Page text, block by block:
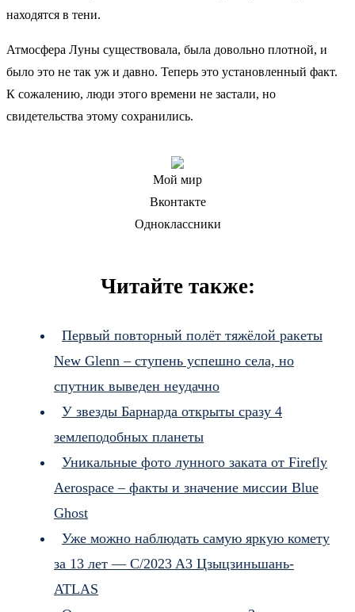
находятся в тени.
Атмосфера Луны существовала, была довольно плотной, и
было это не так уж и давно. Теперь это установленный факт.
К сожалению, люди этого времени не застали, но
свидетельства этому сохранились.
Мой мир
Вконтакте
Одноклассники
Читайте также:
Первый повторный полёт тяжёлой ракеты
New Glenn – ступень успешно села, но
спутник выведен неудачно
У звезды Барнарда открыты сразу 4
землеподобных планеты
Уникальные фото лунного заката от Firefly
Aerospace – факты и значение миссии Blue
Ghost
Уже можно наблюдать самую яркую комету
за 13 лет — C/2023 A3 Цзыцзиньшань-
ATLAS